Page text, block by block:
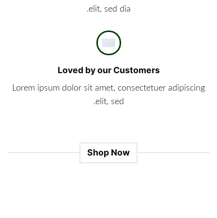
elit, sed dia.
Loved by our Customers
Lorem ipsum dolor sit amet, consectetuer adipiscing
elit, sed.
Shop Now